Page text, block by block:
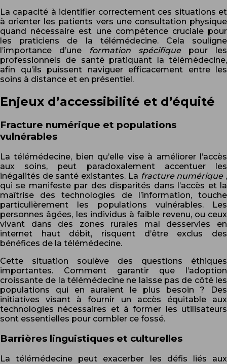
La capacité à identifier correctement ces situations et
à orienter les patients vers une consultation physique
quand nécessaire est une compétence cruciale pour
les praticiens de la télémédecine. Cela souligne
l’importance d’une formation spécifique pour les
professionnels de santé pratiquant la télémédecine,
afin qu’ils puissent naviguer efficacement entre les
soins à distance et en présentiel.
Enjeux d’accessibilité et d’équité
Fracture numérique et populations
vulnérables
La télémédecine, bien qu’elle vise à améliorer l’accès
aux soins, peut paradoxalement accentuer les
inégalités de santé existantes. La fracture numérique ,
qui se manifeste par des disparités dans l’accès et la
maîtrise des technologies de l’information, touche
particulièrement les populations vulnérables. Les
personnes âgées, les individus à faible revenu, ou ceux
vivant dans des zones rurales mal desservies en
internet haut débit, risquent d’être exclus des
bénéfices de la télémédecine.
Cette situation soulève des questions éthiques
importantes. Comment garantir que l’adoption
croissante de la télémédecine ne laisse pas de côté les
populations qui en auraient le plus besoin ? Des
initiatives visant à fournir un accès équitable aux
technologies nécessaires et à former les utilisateurs
sont essentielles pour combler ce fossé.
Barrières linguistiques et culturelles
La télémédecine peut exacerber les défis liés aux